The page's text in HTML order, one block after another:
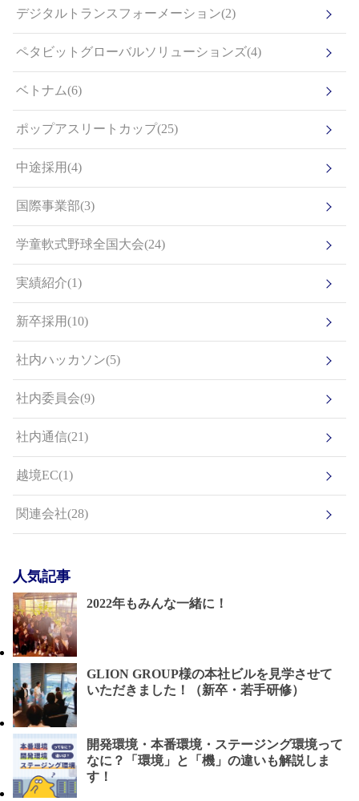
デジタルトランスフォーメーション(2)
ペタビットグローバルソリューションズ(4)
ベトナム(6)
ポップアスリートカップ(25)
中途採用(4)
国際事業部(3)
学童軟式野球全国大会(24)
実績紹介(1)
新卒採用(10)
社内ハッカソン(5)
社内委員会(9)
社内通信(21)
越境EC(1)
関連会社(28)
人気記事
2022年もみんな一緒に！
GLION GROUP様の本社ビルを見学させて
いただきました！（新卒・若手研修）
開発環境・本番環境・ステージング環境って
なに？「環境」と「機」の違いも解説しま
す！